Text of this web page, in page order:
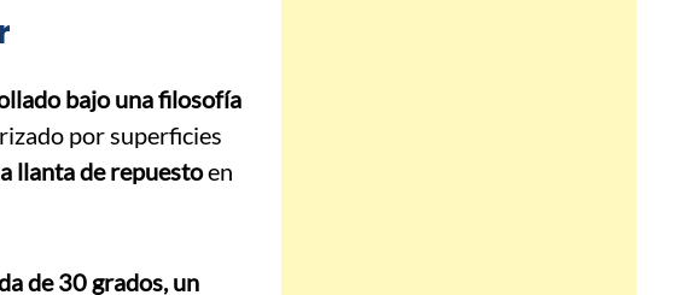
bajo una filosofía
por superficies
llanta de repuestoen
de 30 grados, un